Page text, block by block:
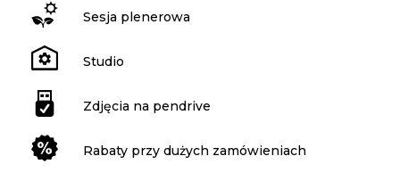
Sesja plenerowa
Studio
Zdjęcia na pendrive
Rabaty przy dużych zamówieniach